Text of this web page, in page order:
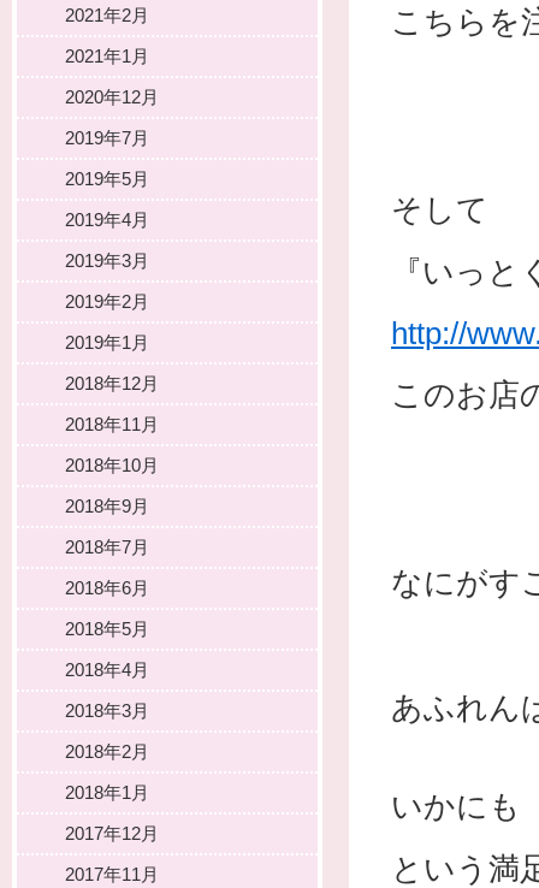
こちらを
そして
『いっ
http://
このお店
なにがす
あふれん
いかにも
という満
2021年2月
2021年1月
2020年12月
2019年7月
2019年5月
2019年4月
2019年3月
2019年2月
2019年1月
2018年12月
2018年11月
2018年10月
2018年9月
2018年7月
2018年6月
2018年5月
2018年4月
2018年3月
2018年2月
2018年1月
2017年12月
2017年11月